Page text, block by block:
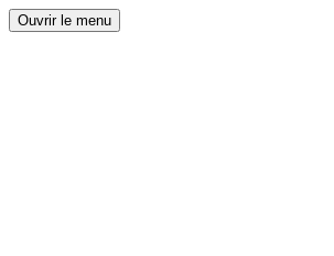
Ouvrir le menu